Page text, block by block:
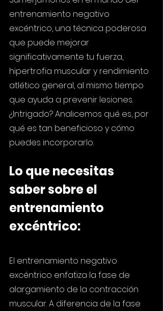
entrenamiento negativo
excéntrico, una técnica poderosa
que puede mejorar
significativamente tu fuerza,
hipertrofia muscular y rendimiento
atlético general, al mismo tiempo
que ayuda a prevenir lesiones.
¿Intrigado? Analicemos qué es, por
qué es tan beneficioso y cómo
puedes incorporarlo.
Lo que necesitas
saber sobre el
entrenamiento
excéntrico:
El entrenamiento negativo
excéntrico enfatiza la fase de
alargamiento de la contracción
muscular. A diferencia de la fase